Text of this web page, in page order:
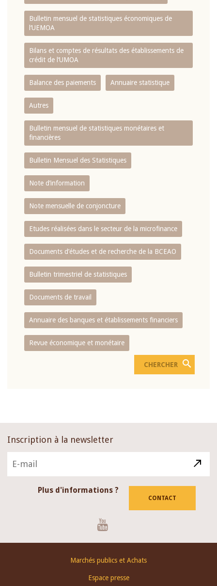
Bulletin mensuel de statistiques économiques de
l‘UEMOA
Bilans et comptes de résultats des établissements de
crédit de l‘UMOA
Balance des paiements Annuaire statistique
Autres
Bulletin mensuel de statistiques monétaires et
financières
Bulletin Mensuel des Statistiques
Note d’information
Note mensuelle de conjoncture
Etudes réalisées dans le secteur de la microfinance
Documents d’études et de recherche de la BCEAO
Bulletin trimestriel de statistiques
Documents de travail
Annuaire des banques et établissements financiers
Revue économique et monétaire
Inscription à la newsletter
Plus d'informations ?
CONTACT
Marchés publics et Achats
Espace presse